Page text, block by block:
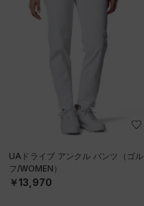
UAドライブ アンクル パンツ（ゴル
フ/WOMEN）
￥13,970